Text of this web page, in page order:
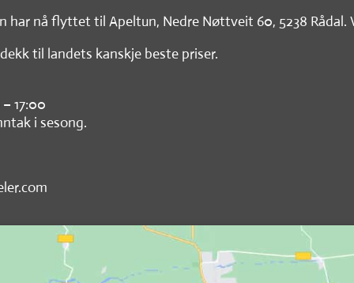
har nå flyttet til Apeltun, Nedre Nøttveit 60, 5238 Rådal.
til landets kanskje beste priser.
17:00
i sesong.